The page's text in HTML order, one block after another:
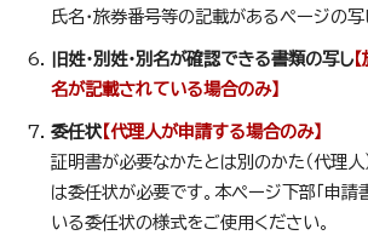
氏名・旅券番号等の記載があるページの写
旧姓・別姓・別名が確認できる書類の写し
名が記載されている場合のみ】
委任状 【代理人が申請する場合のみ】
証明書が必要なかたとは別のかた（代理人
は委任状が必要です。本ページ下部「申請
いる委任状の様式をご使用ください。